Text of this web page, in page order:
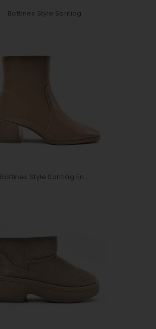
Bottines Style Santiag
Bottines Style Santiag En...